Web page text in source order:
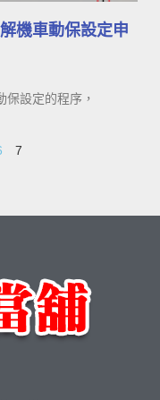
機車動保設定申
設定的程序，
7